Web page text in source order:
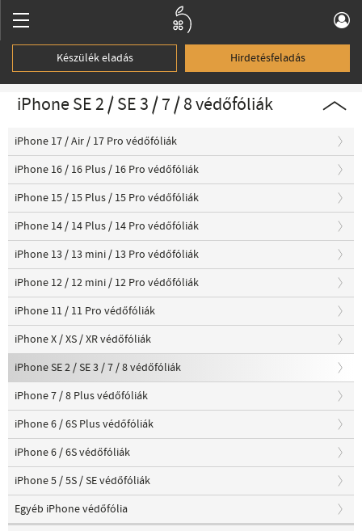
Készülék eladás Hirdetésfeladás
iPhone SE 2 / SE 3 / 7 / 8 védőfóliák
iPhone 17 / Air / 17 Pro védőfóliák
iPhone 16 / 16 Plus / 16 Pro védőfóliák
iPhone 15 / 15 Plus / 15 Pro védőfóliák
iPhone 14 / 14 Plus / 14 Pro védőfóliák
iPhone 13 / 13 mini / 13 Pro védőfóliák
iPhone 12 / 12 mini / 12 Pro védőfóliák
iPhone 11 / 11 Pro védőfóliák
iPhone X / XS / XR védőfóliák
iPhone SE 2 / SE 3 / 7 / 8 védőfóliák
iPhone 7 / 8 Plus védőfóliák
iPhone 6 / 6S Plus védőfóliák
iPhone 6 / 6S védőfóliák
iPhone 5 / 5S / SE védőfóliák
Egyéb iPhone védőfólia